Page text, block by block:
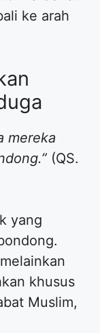
ke arah
mereka
(QS.
yang
khusus
Muslim,